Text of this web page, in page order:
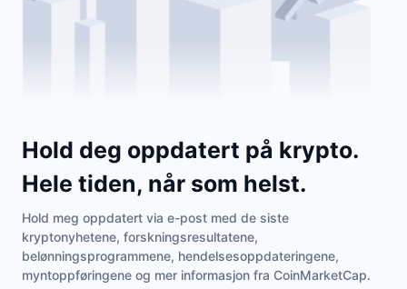
Hold deg oppdatert på krypto.
Hele tiden, når som helst.
Hold meg oppdatert via e-post med de siste
kryptonyhetene, forskningsresultatene,
belønningsprogrammene, hendelsesoppdateringene,
myntoppføringene og mer informasjon fra CoinMarketCap.